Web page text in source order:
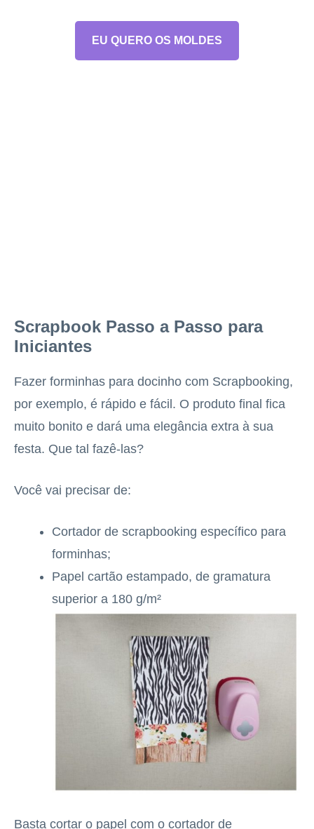
EU QUERO OS MOLDES
Scrapbook Passo a Passo para
Iniciantes
Fazer forminhas para docinho com Scrapbooking,
por exemplo, é rápido e fácil. O produto final fica
muito bonito e dará uma elegância extra à sua
festa. Que tal fazê-las?
Você vai precisar de:
Cortador de scrapbooking específico para
forminhas;
Papel cartão estampado, de gramatura
superior a 180 g/m²
Basta cortar o papel com o cortador de